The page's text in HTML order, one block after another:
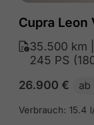
Cupra Leon
35.500 km
245 PS
26.900 € ab
Verbrauch: 15.4